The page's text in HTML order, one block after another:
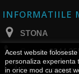
INFORMATIILE
STONA
Contact 0344
E-mail:
Acest website
personaliza experienta
in orice mod cu acest